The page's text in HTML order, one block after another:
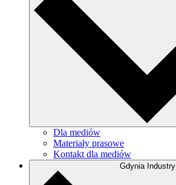
Dla mediów
Materiały prasowe
Kontakt dla mediów
Gdynia Industry